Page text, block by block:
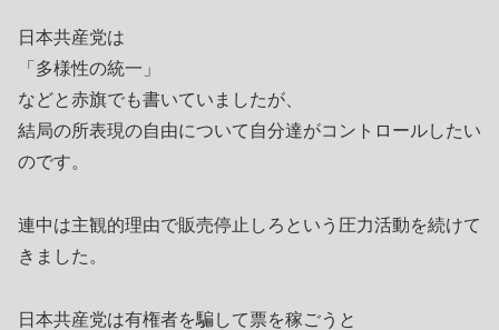
日本共産党は
「多様性の統一」
などと赤旗でも書いていましたが、
結局の所表現の自由について自分達がコントロールしたい
のです。
連中は主観的理由で販売停止しろという圧力活動を続けて
きました。
日本共産党は有権者を騙して票を稼ごうと